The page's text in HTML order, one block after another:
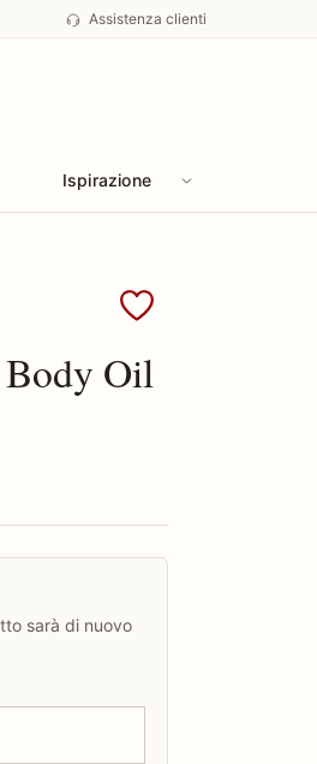
Assistenza clienti
Ispirazione
Oil
sarà di nuovo